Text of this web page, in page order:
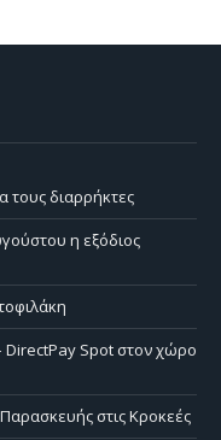
τους διαρρήκτες
η εξόδιος
DirectPay Spot στον χώρο
Παρασκευής στις Κροκεές